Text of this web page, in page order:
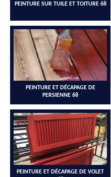
PEINTURE SUR TUILE ET TOITURE 68
PEINTURE ET DÉCAPAGE DE
PERSIENNE 68
PEINTURE ET DÉCAPAGE DE VOLET